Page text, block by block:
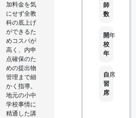
加料金を気
にせず全教
科の底上げ
ができるた
めコスパが
高く、内申
点確保のた
めの提出物
管理まで細
かく指導。
地元の小中
学校事情に
精通した講
師
数
開
校
年
年
自
習
席
席